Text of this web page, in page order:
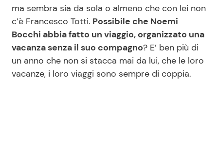
Moda e Style
Mondo Mamma
News benessere
Dolci
Le Ricette in TV
Primi Piatti
ma sembra sia da sola o almeno che con lei non
c’è Francesco Totti. Possibile che Noemi
Bocchi abbia fatto un viaggio, organizzato una
vacanza senza il suo compagno? E’ ben più di
un anno che non si stacca mai da lui, che le loro
vacanze, i loro viaggi sono sempre di coppia.